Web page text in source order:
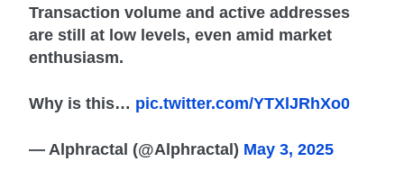
Transaction volume and active addresses
are still at low levels, even amid market
enthusiasm.
Why is this… pic.twitter.com/YTXlJRhXo0
— Alphractal (@Alphractal) May 3, 2025